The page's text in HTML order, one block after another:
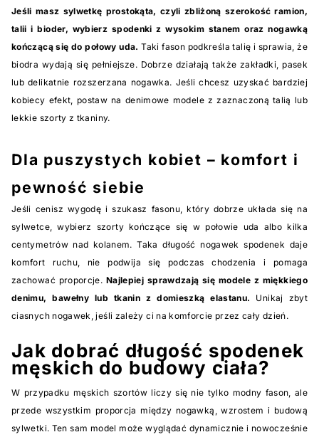
Jeśli masz sylwetkę prostokąta, czyli zbliżoną szerokość ramion,
talii i bioder, wybierz spodenki z wysokim stanem oraz nogawką
kończącą się do połowy uda. Taki fason podkreśla talię i sprawia, że
biodra wydają się pełniejsze. Dobrze działają także zakładki, pasek
lub delikatnie rozszerzana nogawka. Jeśli chcesz uzyskać bardziej
kobiecy efekt, postaw na denimowe modele z zaznaczoną talią lub
lekkie szorty z tkaniny.
Dla puszystych kobiet – komfort i
pewność siebie
Jeśli cenisz wygodę i szukasz fasonu, który dobrze układa się na
sylwetce, wybierz szorty kończące się w połowie uda albo kilka
centymetrów nad kolanem. Taka długość nogawek spodenek daje
komfort ruchu, nie podwija się podczas chodzenia i pomaga
zachować proporcje. Najlepiej sprawdzają się modele z miękkiego
denimu, bawełny lub tkanin z domieszką elastanu.
Unikaj zbyt
ciasnych nogawek, jeśli zależy ci na komforcie przez cały dzień.
Jak dobrać długość spodenek
męskich do budowy ciała?
W przypadku męskich szortów liczy się nie tylko modny fason, ale
przede wszystkim proporcja między nogawką, wzrostem i budową
sylwetki. Ten sam model może wyglądać dynamicznie i nowocześnie